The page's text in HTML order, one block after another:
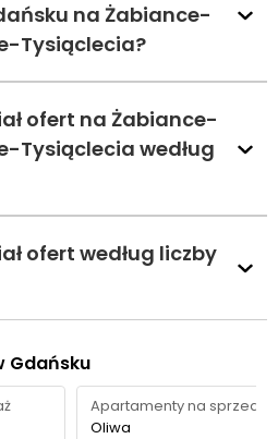
na Żabiance-
Tysiąclecia?
ofert na Żabiance-
Tysiąclecia według
ofert według liczby
Gdańsku
Apartamenty na sprzedaż
Oliwa